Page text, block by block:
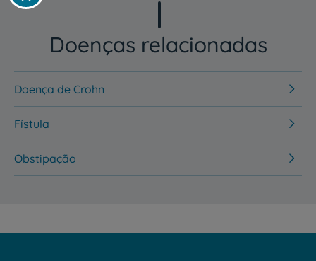
Doenças relacionadas
Doença de Crohn
Fístula
Obstipação